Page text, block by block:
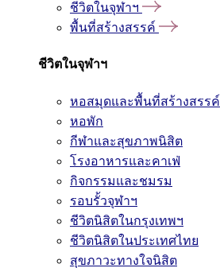
ชีวิตในจุฬาฯ
พื้นที่สร้างสรรค์
ชีวิตในจุฬาฯ
หอสมุดและพื้นที่สร้างสรรค์
หอพัก
กีฬาและสุขภาพนิสิต
โรงอาหารและคาเฟ่
กิจกรรมและชมรม
รอบรั้วจุฬาฯ
ชีวิตนิสิตในกรุงเทพฯ
ชีวิตนิสิตในประเทศไทย
สุขภาวะทางใจนิสิต